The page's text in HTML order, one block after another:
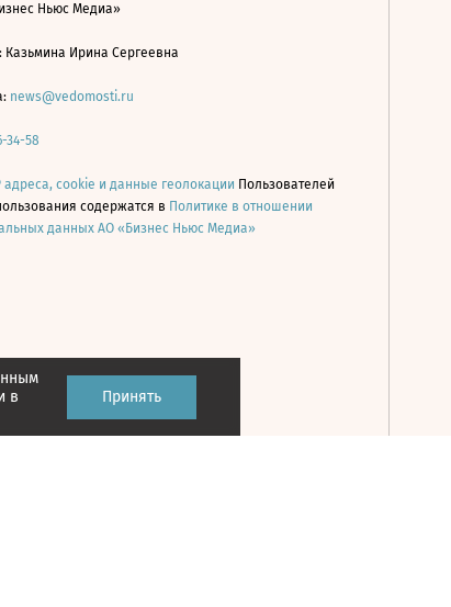
в
Принять
Ньюс Медиа»
Казьмина Ирина Сергеевна
news@vedomosti.ru
34-58
адреса, cookie и данные геолокации Пользователей
содержатся в Политике в отношении
данных АО «Бизнес Ньюс Медиа»